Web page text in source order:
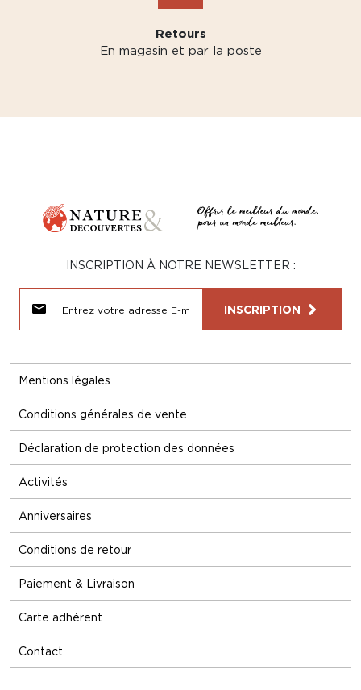
Retours
En magasin et par la poste
Mentions légales
Conditions générales de vente
Déclaration de protection des données
Activités
Anniversaires
Conditions de retour
Paiement & Livraison
Carte adhérent
Contact
INSCRIPTION À NOTRE NEWSLETTER :
INSCRIPTION